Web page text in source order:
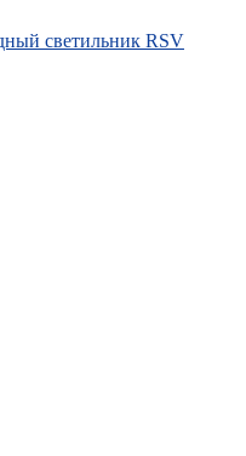
светильник RSV